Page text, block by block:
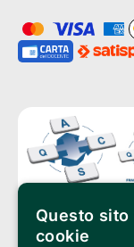
Questo
cookie